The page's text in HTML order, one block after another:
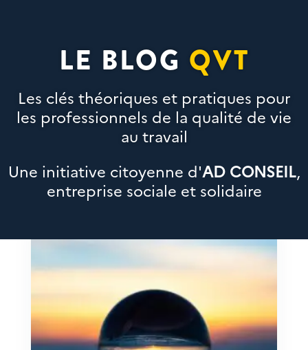
LE BLOG QVT
Les clés théoriques et pratiques pour
les professionnels de la qualité de vie
au travail
Une initiative citoyenne d'AD CONSEIL,
entreprise sociale et solidaire